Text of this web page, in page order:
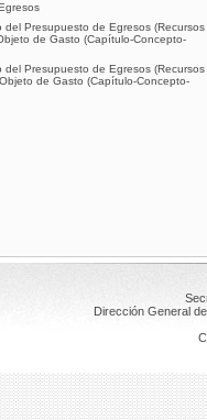
del Presupuesto de Egresos (Recursos
de Gasto (Capítulo-Concepto-
del Presupuesto de Egresos (Recursos
de Gasto (Capítulo-Concepto-
Dirección General